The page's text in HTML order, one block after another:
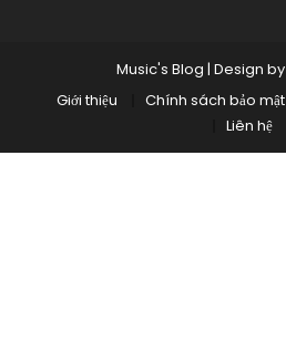
Music's Blog | Design by
Giới thiệu
Chính sách bảo mật
Liên hệ